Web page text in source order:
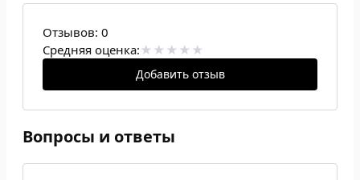
Отзывов: 0
Средняя оценка:
Добавить отзыв
Вопросы и ответы